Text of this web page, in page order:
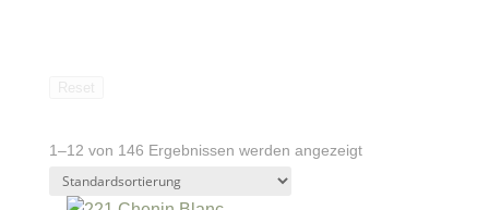
1–12 von 146 Ergebnissen werden angezeigt